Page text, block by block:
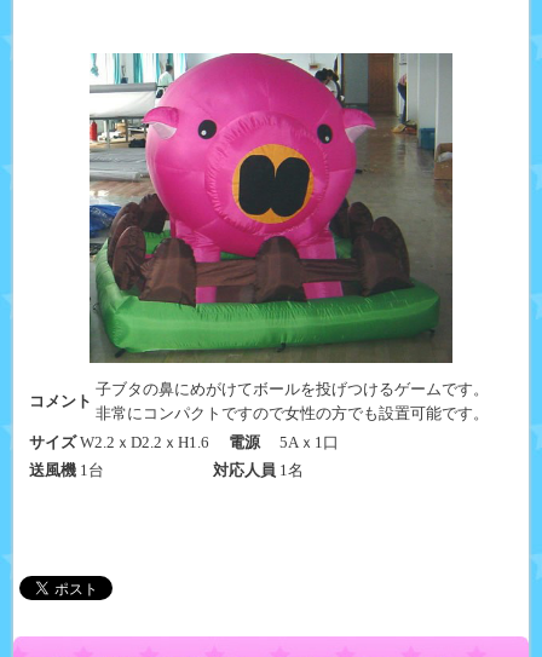
コメント
子ブタの鼻にめがけてボールを投げつけるゲームです。
非常にコンパクトですので女性の方でも設置可能です。
サイズ W2.2ｘD2.2ｘH1.6 電源
5Aｘ1口
送風機 1台 対応人員 1名